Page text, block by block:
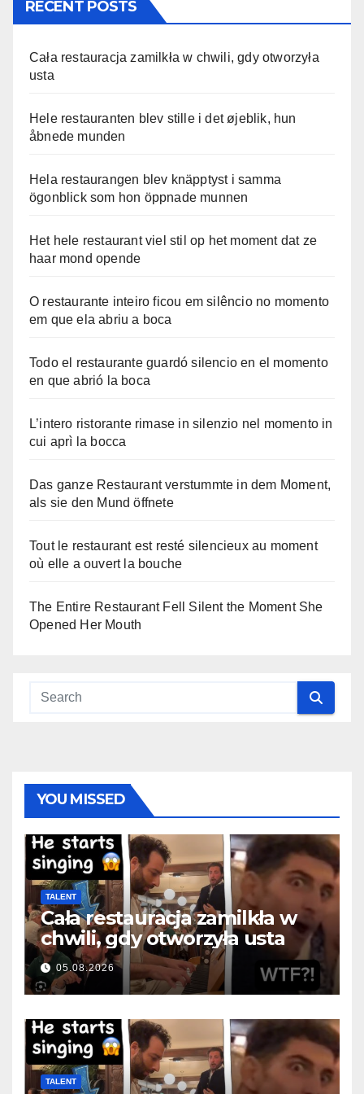
RECENT POSTS
Cała restauracja zamilkła w chwili, gdy otworzyła
usta
Hele restauranten blev stille i det øjeblik, hun
åbnede munden
Hela restaurangen blev knäpptyst i samma
ögonblick som hon öppnade munnen
Het hele restaurant viel stil op het moment dat ze
haar mond opende
O restaurante inteiro ficou em silêncio no momento
em que ela abriu a boca
Todo el restaurante guardó silencio en el momento
en que abrió la boca
L’intero ristorante rimase in silenzio nel momento in
cui aprì la bocca
Das ganze Restaurant verstummte in dem Moment,
als sie den Mund öffnete
Tout le restaurant est resté silencieux au moment
où elle a ouvert la bouche
The Entire Restaurant Fell Silent the Moment She
Opened Her Mouth
YOU MISSED
TALENT
Cała restauracja zamilkła w
chwili, gdy otworzyła usta
05.08.2026
TALENT